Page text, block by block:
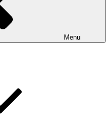
Menu